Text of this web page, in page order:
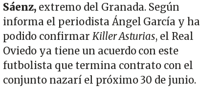
Sáenz,extremo del Granada. Según
informa el periodista Ángel García y ha
podido confirmar Killer Asturias, el Real
Oviedo ya tiene un acuerdo con este
futbolista que termina contrato con el
conjunto nazarí el próximo 30 de junio.